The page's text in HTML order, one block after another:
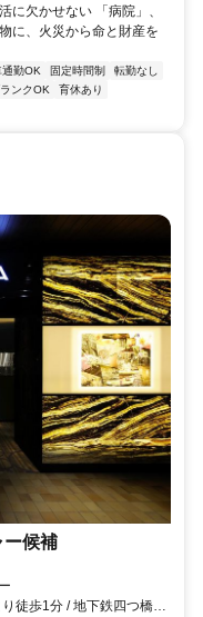
に欠かせない 「病院」、
に、火災から命と財産を
通勤OK 固定時間制
転勤なし
ンクOK
育休あり
ー候補
徒歩1分 / 地下鉄四つ橋線